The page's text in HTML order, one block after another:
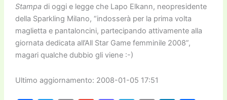
Stampadi oggi e legge che Lapo Elkann, neopresidente
della Sparkling Milano, “indosserà per la prima volta
maglietta e pantaloncini, partecipando attivamente alla
giornata dedicata all’All Star Game femminile 2008”,
magari qualche dubbio gli viene :-)
Ultimo aggiornamento: 2008-01-05 17:51